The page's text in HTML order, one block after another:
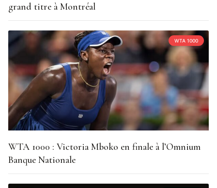
grand titre à Montréal
WTA 1000
WTA 1000 : Victoria Mboko en finale à l’Omnium
Banque Nationale